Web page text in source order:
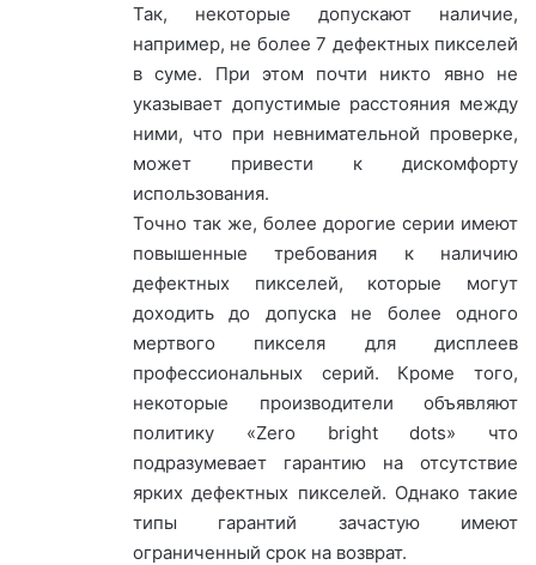
Так, некоторые допускают наличие,
например, не более 7 дефектных пикселей
в суме. При этом почти никто явно не
указывает допустимые расстояния между
ними, что при невнимательной проверке,
может привести к дискомфорту
использования.
Точно так же, более дорогие серии имеют
повышенные требования к наличию
дефектных пикселей, которые могут
доходить до допуска не более одного
мертвого пикселя для дисплеев
профессиональных серий. Кроме того,
некоторые производители объявляют
политику «Zero bright dots» что
подразумевает гарантию на отсутствие
ярких дефектных пикселей. Однако такие
типы гарантий зачастую имеют
ограниченный срок на возврат.